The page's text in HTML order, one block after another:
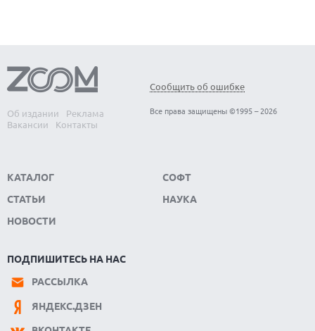
Об издании
Реклама
Вакансии
Контакты
Сообщить об ошибке
Все права защищены ©1995 – 2026
КАТАЛОГ
СТАТЬИ
НОВОСТИ
СОФТ
НАУКА
ПОДПИШИТЕСЬ НА НАС
РАССЫЛКА
ЯНДЕКС.ДЗЕН